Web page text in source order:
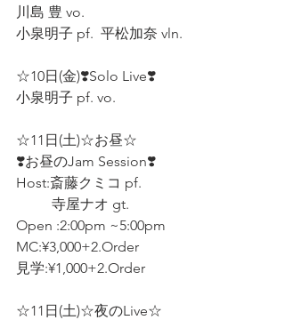
川島 豊 vo.
小泉明子 pf.  平松加奈 vln.
☆10日(金)❣️Solo Live❣️
小泉明子 pf. vo.
☆11日(土)☆お昼☆
❣️お昼のJam Session❣️
Host:斎藤クミコ pf.
          寺屋ナオ gt.
Open :2:00pm ~5:00pm
MC:¥3,000+2.Order
見学:¥1,000+2.Order
☆11日(土)☆夜のLive☆